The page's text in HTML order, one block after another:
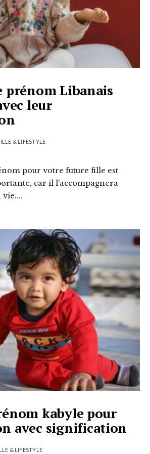
prénom Libanais
leur
& LIFESTYLE
pour votre future fille est
car il l’accompagnera
vie....
kabyle pour
avec signification
& LIFESTYLE